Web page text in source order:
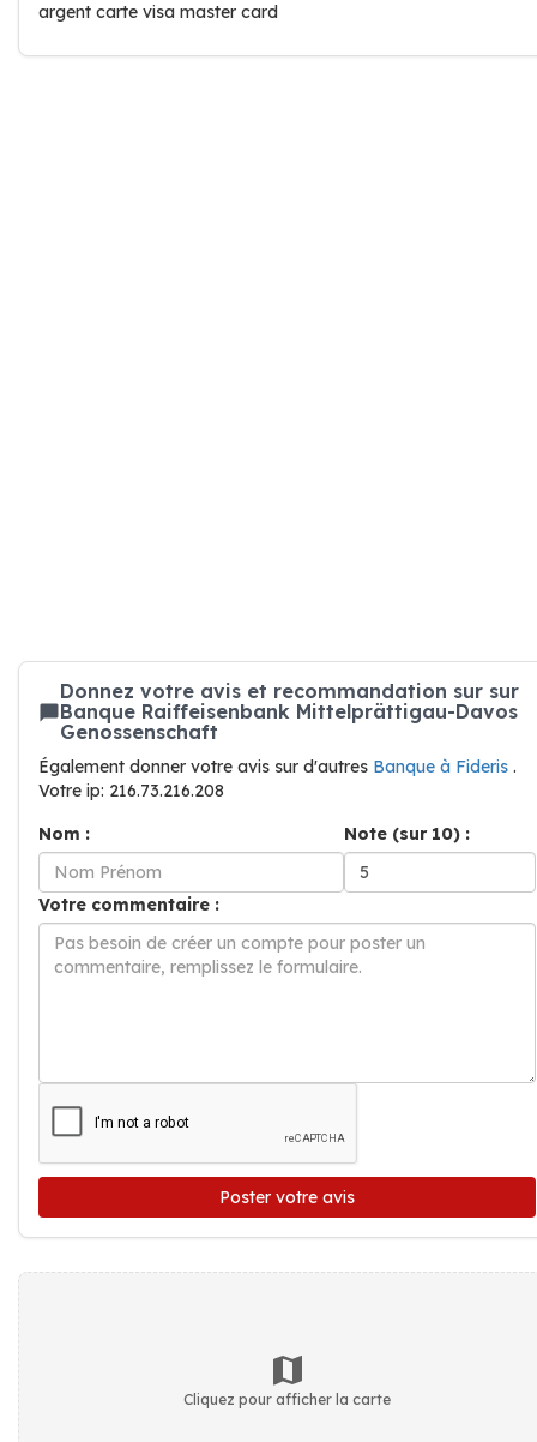
argent carte visa master card
Donnez votre avis et recommandation sur sur
Banque Raiffeisenbank Mittelprättigau-Davos
Genossenschaft
Également donner votre avis sur d'autres Banque à Fideris .
Votre ip: 216.73.216.208
Nom :
Note (sur 10) :
Votre commentaire :
Poster votre avis
Cliquez pour afficher la carte